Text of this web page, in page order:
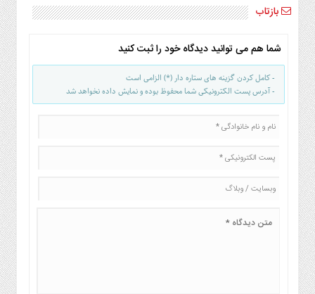
بازتاب
شما هم می توانید دیدگاه خود را ثبت کنید
- کامل کردن گزینه های ستاره دار (*) الزامی است
- آدرس پست الکترونیکی شما محفوظ بوده و نمایش داده نخواهد شد